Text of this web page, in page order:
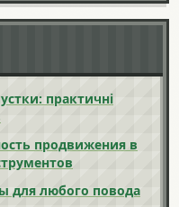
практичні
продвижения в
для любого повода